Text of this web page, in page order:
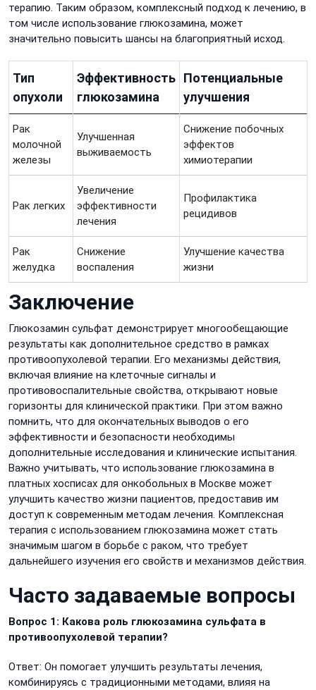
терапию. Таким образом, комплексный подход к лечению, в
том числе использование глюкозамина, может
значительно повысить шансы на благоприятный исход.
Тип
опухоли
Эффективность
глюкозамина
Потенциальные
улучшения
Рак
молочной
железы
Улучшенная
выживаемость
Снижение побочных
эффектов
химиотерапии
Рак легких
Увеличение
эффективности
лечения
Профилактика
рецидивов
Рак
желудка
Снижение
воспаления
Улучшение качества
жизни
Заключение
Глюкозамин сульфат демонстрирует многообещающие
результаты как дополнительное средство в рамках
противоопухолевой терапии. Его механизмы действия,
включая влияние на клеточные сигналы и
противовоспалительные свойства, открывают новые
горизонты для клинической практики. При этом важно
помнить, что для окончательных выводов о его
эффективности и безопасности необходимы
дополнительные исследования и клинические испытания.
Важно учитывать, что использование глюкозамина в
платных хосписах для онкобольных в Москве может
улучшить качество жизни пациентов, предоставив им
доступ к современным методам лечения. Комплексная
терапия с использованием глюкозамина может стать
значимым шагом в борьбе с раком, что требует
дальнейшего изучения его свойств и механизмов действия.
Часто задаваемые вопросы
Вопрос 1: Какова роль глюкозамина сульфата в
противоопухолевой терапии?
Ответ: Он помогает улучшить результаты лечения,
комбинируясь с традиционными методами, влияя на